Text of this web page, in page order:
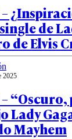
–
de
de Elvis
2025
–
Lady
Mayhem